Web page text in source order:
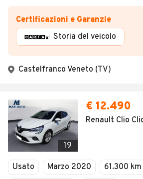
Certificazioni e Garanzie
Storia del veicolo
Castelfranco Veneto (TV)
19
€ 12.490
Renault Clio
Usato Marzo 2020
61.300 km